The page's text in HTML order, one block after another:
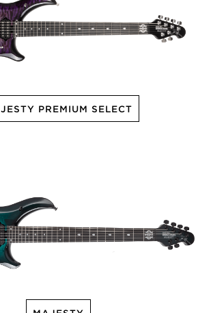
PREMIUM SELECT